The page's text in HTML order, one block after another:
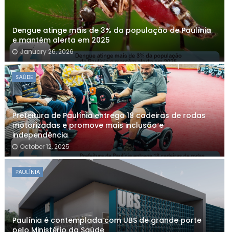
Dengue atinge mais de 3% da população de Paulínia
e mantém alerta em 2025
January 26, 2026
SAÚDE
Prefeitura de Paulínia entrega 18 cadeiras de rodas
motorizadas e promove mais inclusão e
independência
October 12, 2025
PAULÍNIA
Paulínia é contemplada com UBS de grande porte